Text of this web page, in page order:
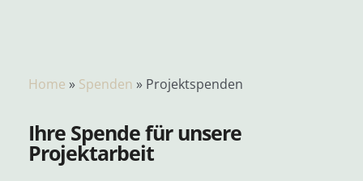
Home » Spenden » Projektspenden
Ihre Spende für unsere
Projektarbeit